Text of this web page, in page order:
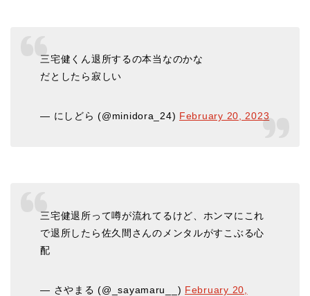
三宅健くん退所するの本当なのかな
だとしたら寂しい
— にしどら (@minidora_24) February 20, 2023
三宅健退所って噂が流れてるけど、ホンマにこれ
で退所したら佐久間さんのメンタルがすこぶる心
配
— さやまる (@_sayamaru__) February 20,